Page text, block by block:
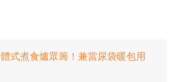
式煮食爐眾籌！兼當尿袋暖包用